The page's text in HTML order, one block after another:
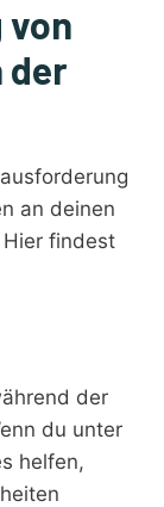
von
der
an deinen
findest
der
du unter
helfen,